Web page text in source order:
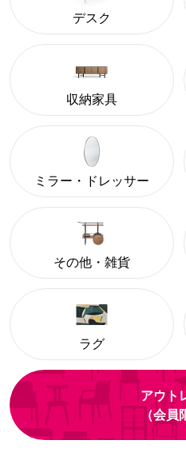
デスク
収納家具
ミラー・ドレッサー
その他・雑貨
ラグ
アウト
（会員